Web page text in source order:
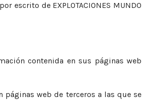
de EXPLOTACIONES MUNDO
contenida en sus páginas web
páginas web de terceros a las que se